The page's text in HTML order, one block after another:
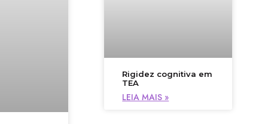
Rigidez cognitiva em
TEA
LEIA MAIS »